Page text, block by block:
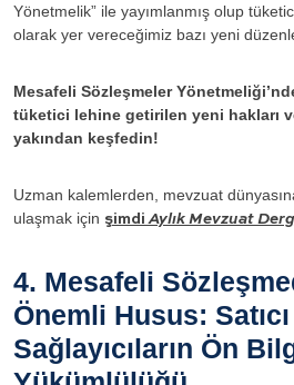
Yönetmelik” ile yayımlanmış olup
olarak yer vereceğimiz bazı yeni
Mesafeli Sözleşmeler
tüketici lehine getirilen yeni hakları
yakından keşfedin!
Uzman kalemlerden, mevzuat
ulaşmak için şimdi Aylık Mevzuat
4. Mesafeli
Önemli Husus:
Sağlayıcıların Ön